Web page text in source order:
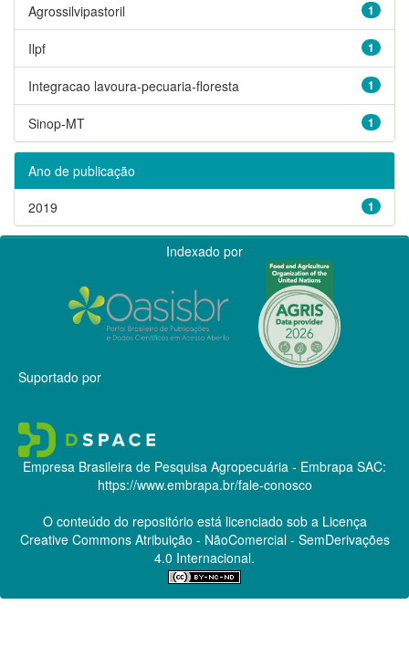
1
Agrossilvipastoril
1
Ilpf
1
Integracao lavoura-pecuaria-floresta
1
Sinop-MT
Ano de publicação
1
2019
Indexado por
Suportado por
Empresa Brasileira de Pesquisa Agropecuária - Embrapa SAC:
https://www.embrapa.br/fale-conosco
O conteúdo do repositório está licenciado sob a Licença
Creative CommonsAtribuição - NãoComercial - SemDerivações
4.0 Internacional.